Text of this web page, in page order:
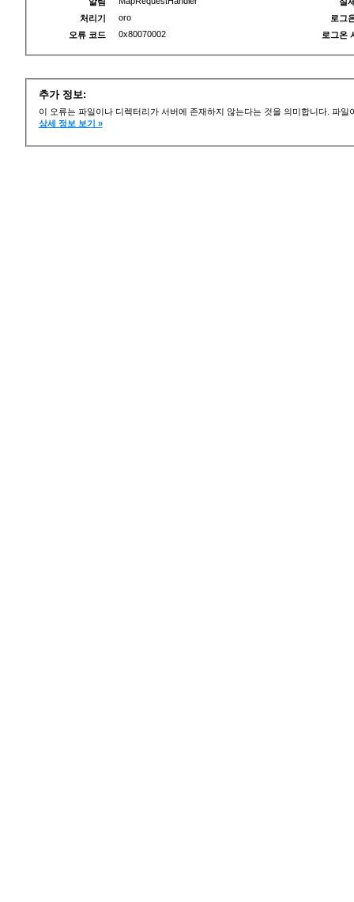
처리기
oro
오류 코드
0x80070002
로그
로그온
추가 정보:
이 오류는 파일이나 디렉터리가 서버에 존재하지 않는다는 것을 의미합니다. 파
상세 정보 보기 »